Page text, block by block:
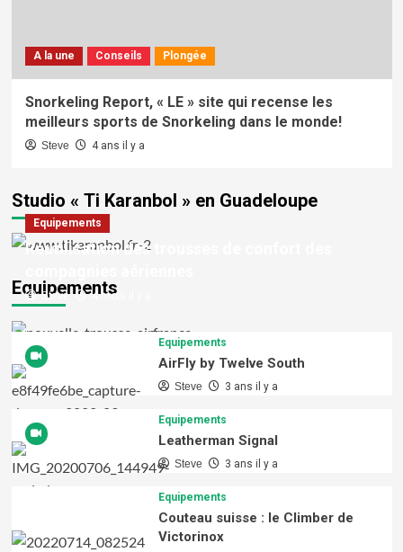
A la une Conseils Plongée
Snorkeling Report, « LE » site qui recense les
meilleurs sports de Snorkeling dans le monde!
Steve 4 ans il y a
Studio « Ti Karanbol » en Guadeloupe
Equipements
Equipements
Réutilisation des trousses de confort des
Steve 4 mois il y a
Equipements
AirFly by Twelve South
Steve 3 ans il y a
Equipements
Leatherman Signal
Steve 3 ans il y a
Equipements
Couteau suisse : le Climber de
Victorinox